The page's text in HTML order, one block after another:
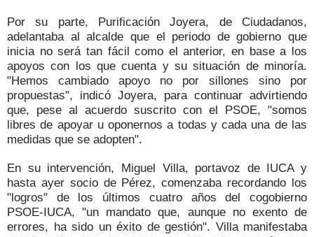
Por su parte, Purificación Joyera, de Ciudadanos,
adelantaba al alcalde que el periodo de gobierno que
inicia no será tan fácil como el anterior, en base a los
apoyos con los que cuenta y su situación de minoría.
"Hemos cambiado apoyo no por sillones sino por
propuestas", indicó Joyera, para continuar advirtiendo
que, pese al acuerdo suscrito con el PSOE, "somos
libres de apoyar u oponernos a todas y cada una de las
medidas que se adopten".
En su intervención, Miguel Villa, portavoz de IUCA y
hasta ayer socio de Pérez, comenzaba recordando los
"logros" de los últimos cuatro años del cogobierno
PSOE-IUCA, "un mandato que, aunque no exento de
errores, ha sido un éxito de gestión". Villa manifestaba